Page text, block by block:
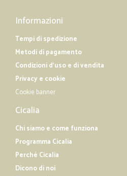
Informazioni
Tempi di spedizione
Metodi di pagamento
Condizioni d'uso e di vendita
Privacy e cookie
Cookie banner
Cicalia
Chi siamo e come funziona
Programma Cicalia
Perché Cicalia
Dicono di noi